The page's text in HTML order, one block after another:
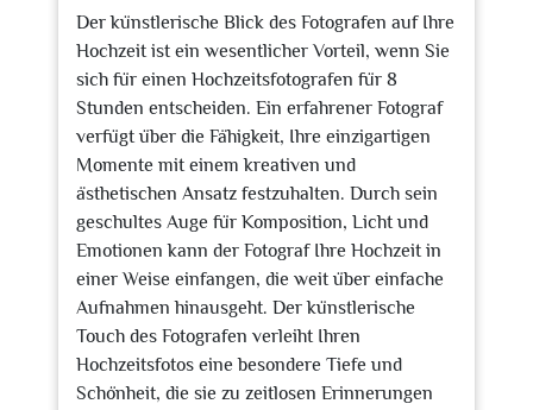
Der künstlerische Blick des Fotografen auf Ihre
Hochzeit ist ein wesentlicher Vorteil, wenn Sie
sich für einen Hochzeitsfotografen für 8
Stunden entscheiden. Ein erfahrener Fotograf
verfügt über die Fähigkeit, Ihre einzigartigen
Momente mit einem kreativen und
ästhetischen Ansatz festzuhalten. Durch sein
geschultes Auge für Komposition, Licht und
Emotionen kann der Fotograf Ihre Hochzeit in
einer Weise einfangen, die weit über einfache
Aufnahmen hinausgeht. Der künstlerische
Touch des Fotografen verleiht Ihren
Hochzeitsfotos eine besondere Tiefe und
Schönheit, die sie zu zeitlosen Erinnerungen